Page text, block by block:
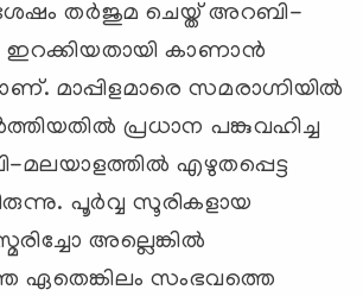
തര്‍ജുമ ചെയ്ത് അറബി-
ഇറക്കിയതായി കാണാന്‍
മാപ്പിളമാരെ സമരാഗ്നിയില്‍
പ്രധാന പങ്കുവഹിച്ച
എഴുതപ്പെട്ട
പൂര്‍വ്വ സൂരികളായ
അല്ലെങ്കില്‍
ഏതെങ്കിലം സംഭവത്തെ